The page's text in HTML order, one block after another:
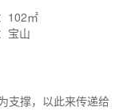
102㎡
宝山
支撑，以此来传递给